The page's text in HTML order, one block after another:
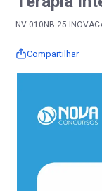
NV-010NB-25-
Compartilhar